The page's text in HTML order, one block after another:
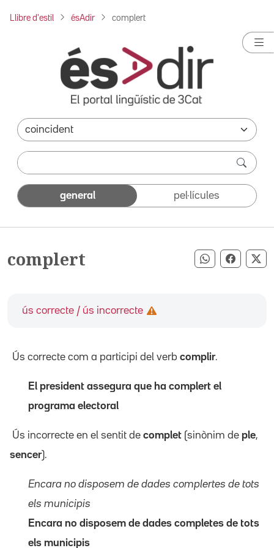
Llibre d'estil ésAdir complert
general pel·lícules
complert Compartir
ús correcte / ús incorrecte
Ús correcte com a participi del verb complir.
El president assegura que ha complert el
programa electoral
Ús incorrecte en el sentit de complet (sinònim de ple,
sencer).
Encara no disposem de dades complertes de tots
els municipis
Encara no disposem de dades completes de tots
els municipis